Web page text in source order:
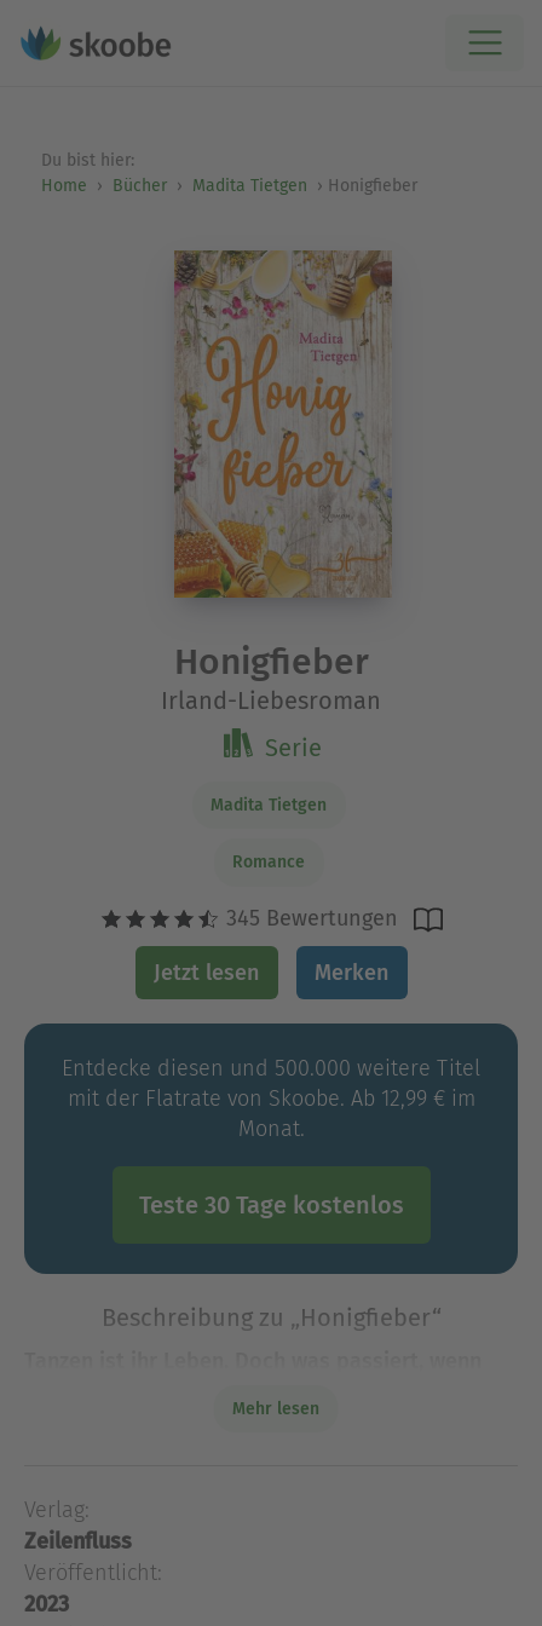
Du bist hier:
Home
Bücher Madita Tietgen Honigfieber
Honigfieber
Irland-Liebesroman
Serie
Madita Tietgen
Romance
345 Bewertungen
Jetzt lesen Merken
Entdecke diesen und 500.000 weitere Titel
mit der Flatrate von Skoobe. Ab 12,99 € im
Monat.
Teste 30 Tage kostenlos
Beschreibung zu „Honigfieber“
Bienenstöcke und einen gutaussehenden Witwer
Aeryn ist der Star der weltweit erf
Tanzen ist ihr Leben. Doch was passiert, wenn
Aeryn die Bühne gegen Apfelbäume,
Bienenstöcke und einen gutaussehenden Witwer
tauscht?
Mehr lesen
Verlag:
Zeilenfluss
Veröffentlicht:
2023